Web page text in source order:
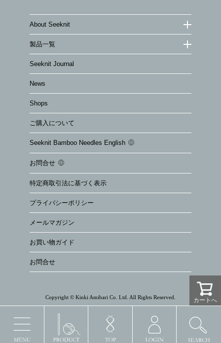
About Seeknit
製品一覧
Seeknit Journal
News
Shops
ご購入について
Seeknit Bamboo Needles English
お問合せ
特定商取引法に基づく表示
プライバシーポリシー
メールマガジン
お買い物ガイド
お問合せ
Copyright © Kinki Amibari Co. Ltd. All Rights Reserved. カートへ